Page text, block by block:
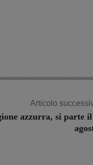
Articolo
azzurra, si parte